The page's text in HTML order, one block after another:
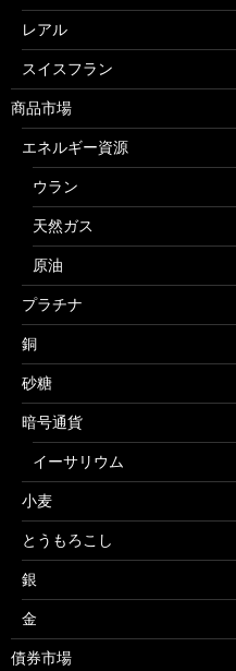
レアル
スイスフラン
商品市場
エネルギー資源
ウラン
天然ガス
原油
プラチナ
銅
砂糖
暗号通貨
イーサリウム
小麦
とうもろこし
銀
金
債券市場